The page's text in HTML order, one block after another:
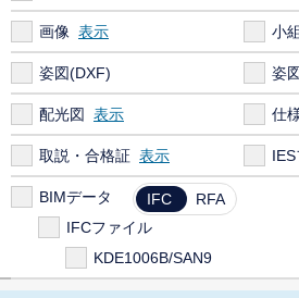
画像 小組
姿図(DXF) 姿
配光図 仕
取説・合格証
BIMデータ IFC
RFA
IFCファイル
KDE1006B/SAN9